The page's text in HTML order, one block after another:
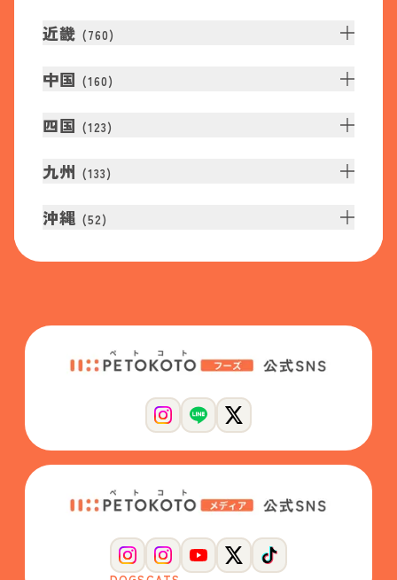
近畿 (760)
中国 (160)
四国 (123)
九州 (133)
沖縄 (52)